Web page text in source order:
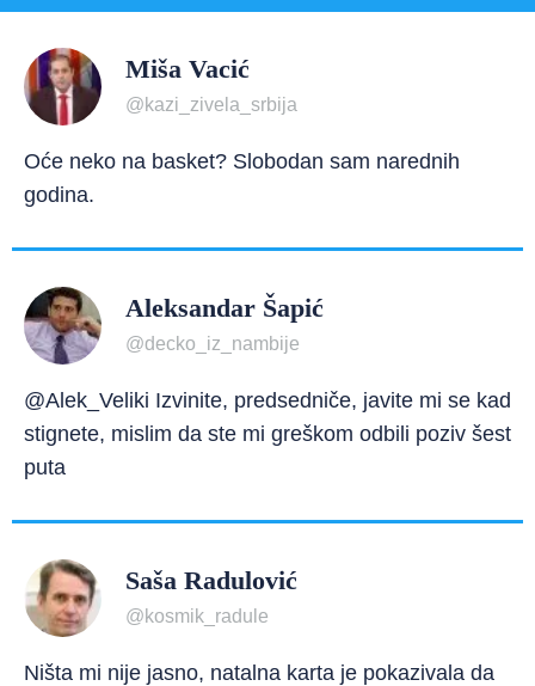
Miša Vacić
@kazi_zivela_srbija
Oće neko na basket? Slobodan sam narednih
godina.
Aleksandar Šapić
@decko_iz_nambije
@Alek_Veliki Izvinite, predsedniče, javite mi se kad
stignete, mislim da ste mi greškom odbili poziv šest
puta
Saša Radulović
@kosmik_radule
Ništa mi nije jasno, natalna karta je pokazivala da